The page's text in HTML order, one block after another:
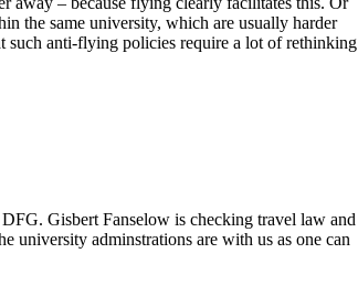
the same university, which are usually harder
such anti-flying policies require a lot of rethinking
Gisbert Fanselow is checking travel law and
university adminstrations are with us as one can